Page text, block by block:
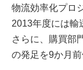
物流効率化プロ
2013年度には輸
さらに、購買部
の発足を9か月